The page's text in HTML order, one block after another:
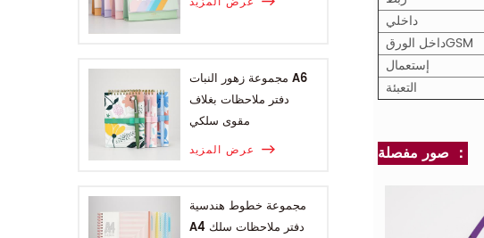
مجموعة زهور النبات A6
دفتر ملاحظات بغلاف
مقوى سلكي
عرض المزيد
مجموعة خطوط هندسية
A4 دفتر ملاحظات سلك
داخلي
داخل الورقGSM
إستعمال
التعبئة
صور مفصلة ：